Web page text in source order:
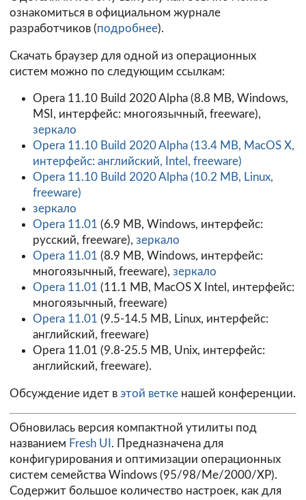
ознакомиться в официальном журнале
разработчиков (подробнее).
Скачать браузер для одной из операционных
систем можно по следующим ссылкам:
Opera 11.10 Build 2020 Alpha (8.8 MB, Windows,
MSI, интерфейс: многоязычный, freeware),
зеркало
Opera 11.10 Build 2020 Alpha(13.4 MB, MacOS X,
интерфейс: английский, Intel, freeware)
Opera 11.10 Build 2020 Alpha(10.2 MB, Linux,
freeware)
зеркало
Opera 11.01 (6.9 MB, Windows, интерфейс:
русский, freeware), зеркало
Opera 11.01 (8.9 MB, Windows, интерфейс:
многоязычный, freeware), зеркало
Opera 11.01 (11.1 MB, MacOS X Intel, интерфейс:
многоязычный, freeware)
Opera 11.01 (9.5-14.5 MB, Linux, интерфейс:
английский, freeware)
Opera 11.01 (9.8-25.5 MB, Unix, интерфейс:
английский, freeware).
Обсуждение идет в этой ветке нашей конференции.
Обновилась версия компактной утилиты под
названием Fresh UI . Предназначена для
конфигурирования и оптимизации операционных
систем семейства Windows (95/98/Me/2000/XP).
Содержит большое количество настроек, как для